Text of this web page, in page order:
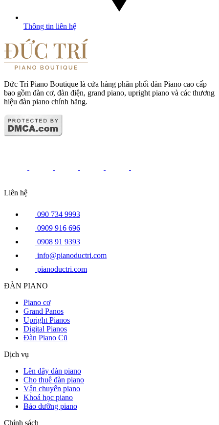
Thông tin liên hệ
Đức Trí Piano Boutique là cửa hàng phân phối đàn Piano cao cấp
bao gồm đàn cơ, đàn điện, grand piano, upright piano và các thương
hiệu đàn piano chính hãng.
Liên hệ
090 734 9993
0909 916 696
0908 91 9393
info@pianoductri.com
pianoductri.com
ĐÀN PIANO
Piano cơ
Grand Panos
Upright Pianos
Digital Pianos
Đàn Piano Cũ
Dịch vụ
Lên dây đàn piano
Cho thuê đàn piano
Vận chuyển piano
Khoá học piano
Bảo dưỡng piano
Chính sách